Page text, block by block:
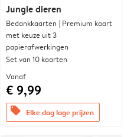
Jungle dieren
Bedankkaarten | Premium kaart
met keuze uit 3
papierafwerkingen
Set van 10 kaarten
Vanaf
€ 9,99
offers Elke dag lage prijzen